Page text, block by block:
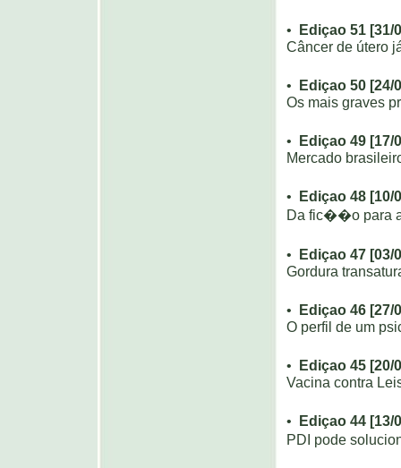
• Ediçao 51 [31/
Câncer de útero
• Ediçao 50 [24/
Os mais graves
• Ediçao 49 [17/
Mercado
• Ediçao 48 [10/
Da fic��o para
• Ediçao 47 [03/
Gordura
• Ediçao 46 [27/
O perfil de um
• Ediçao 45 [20/
Vacina contra
• Ediçao 44 [13/
PDI pode